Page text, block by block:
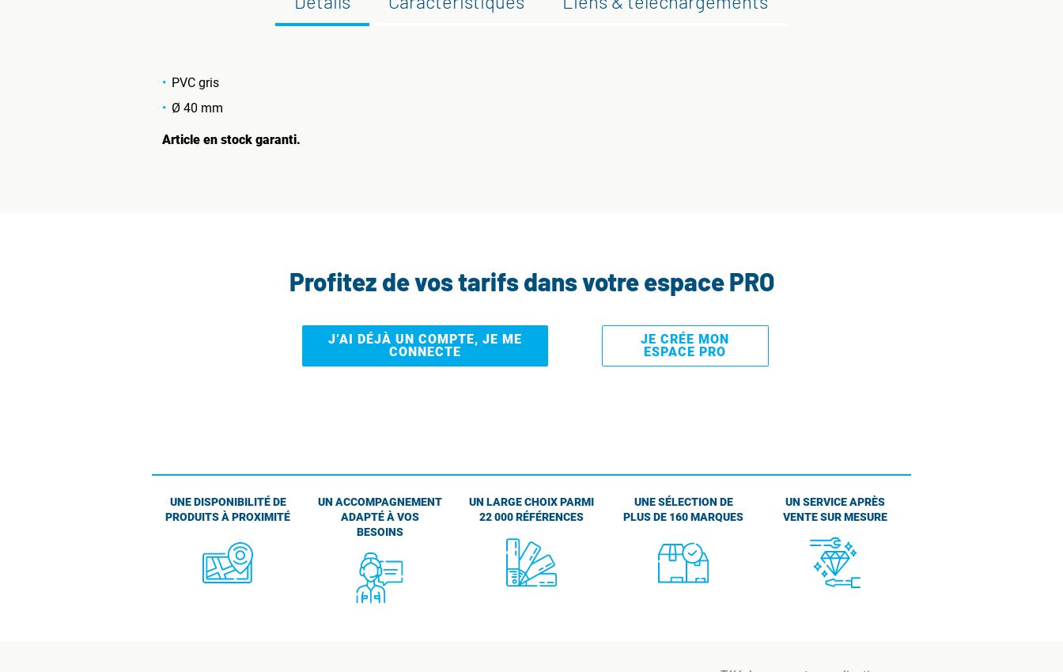
PVC gris
Ø 40 mm
Article en stock garanti.
Profitez de vos tarifs dans votre espace PRO
J’AI DÉJÀ UN COMPTE, JE ME
CONNECTE
JE CRÉE MON
ESPACE PRO
UNE DISPONIBILITÉ DE
PRODUITS À PROXIMITÉ
UN ACCOMPAGNEMENT
ADAPTÉ À VOS
BESOINS
UN LARGE CHOIX PARMI
22 000 RÉFÉRENCES
UNE SÉLECTION DE
PLUS DE 160 MARQUES
UN SERVICE APRÈS
VENTE SUR MESURE